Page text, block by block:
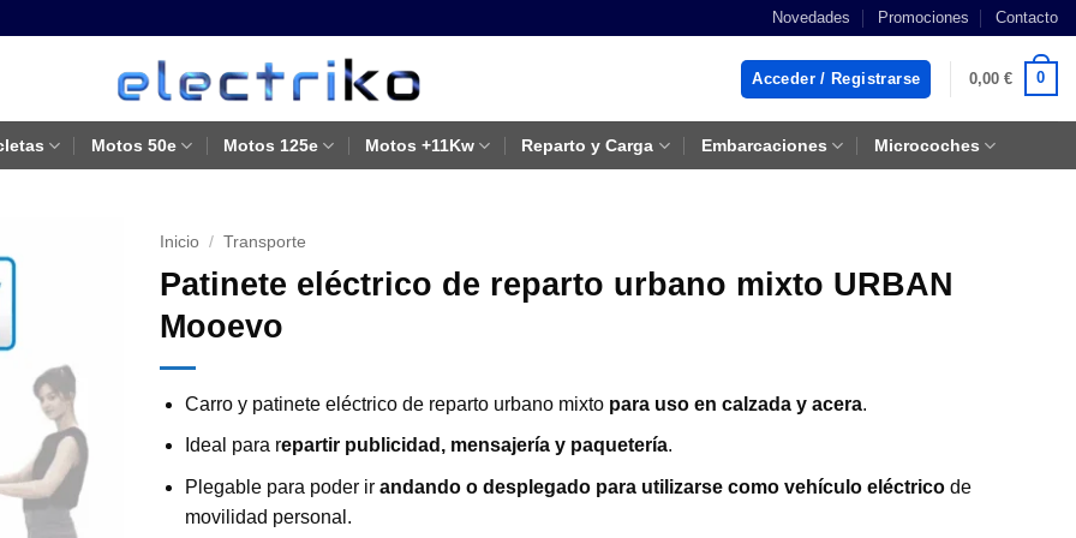
Novedades Promociones Contacto
Acceder / Registrarse 0,00 € 0
Motos 50e Motos 125e Motos +11Kw Reparto y Carga Embarcaciones Microcoches
Inicio / Transporte
Patinete eléctrico de reparto urbano mixto URBAN
Mooevo
Carro y patinete eléctrico de reparto urbano mixto para uso en calzada y acera.
Ideal para repartir publicidad, mensajería y paquetería.
Plegable para poder ir andando o desplegado para utilizarse como vehículo eléctricode
movilidad personal.